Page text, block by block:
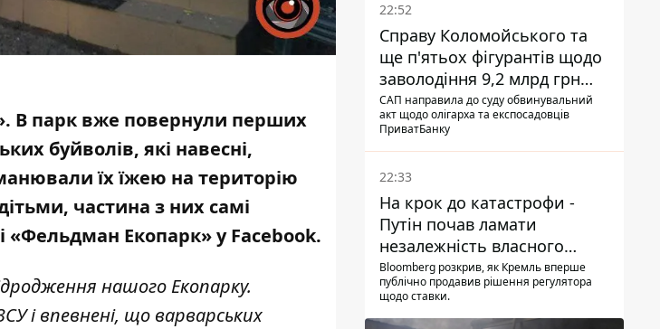
В парк вже повернули перших
буйволів, які навесні,
їх їжею на територію
частина з них самі
«Фельдман Екопарк» уFacebook.
нашого Екопарку.
і впевнені, що варварських
22:52
Справу Коломойського та
ще п'ятьох фігурантів щодо
заволодіння 9,2 млрд грн
ПриватБанку скерували до
суду
САП направила до суду обвинувальний
акт щодо олігарха та експосадовців
ПриватБанку
22:33
На крок до катастрофи -
Путін почав ламати
незалежність власного
Центробанку, змусивши
знизити базову ставку
Bloomberg розкрив, як Кремль вперше
публічно продавив рішення регулятора
щодо ставки.